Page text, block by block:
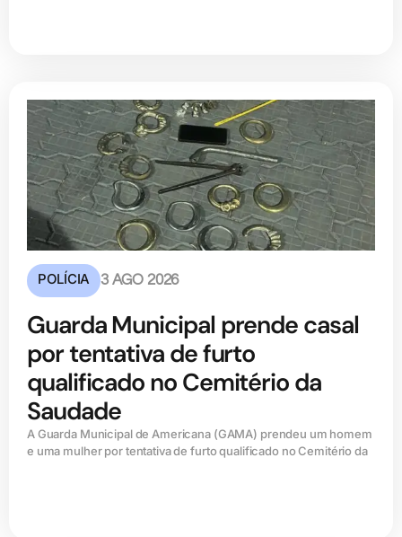
POLÍCIA 3 AGO 2026
Guarda Municipal prende casal
por tentativa de furto
qualificado no Cemitério da
Saudade
A Guarda Municipal de Americana (GAMA) prendeu um homem
e uma mulher por tentativa de furto qualificado no Cemitério da